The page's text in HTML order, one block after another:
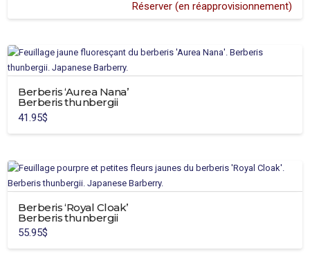
Réserver (en réapprovisionnement)
Berberis ‘Aurea Nana’
Berberis thunbergii
41.95$
Berberis ‘Royal Cloak’
Berberis thunbergii
55.95$